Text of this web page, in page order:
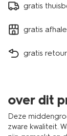
gratis
gratis
gratis
over dit
Deze
zware kwaliteit.